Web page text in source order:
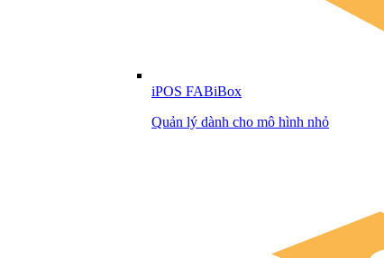
iPOS FABiBox
Quản lý dành cho mô hình nhỏ